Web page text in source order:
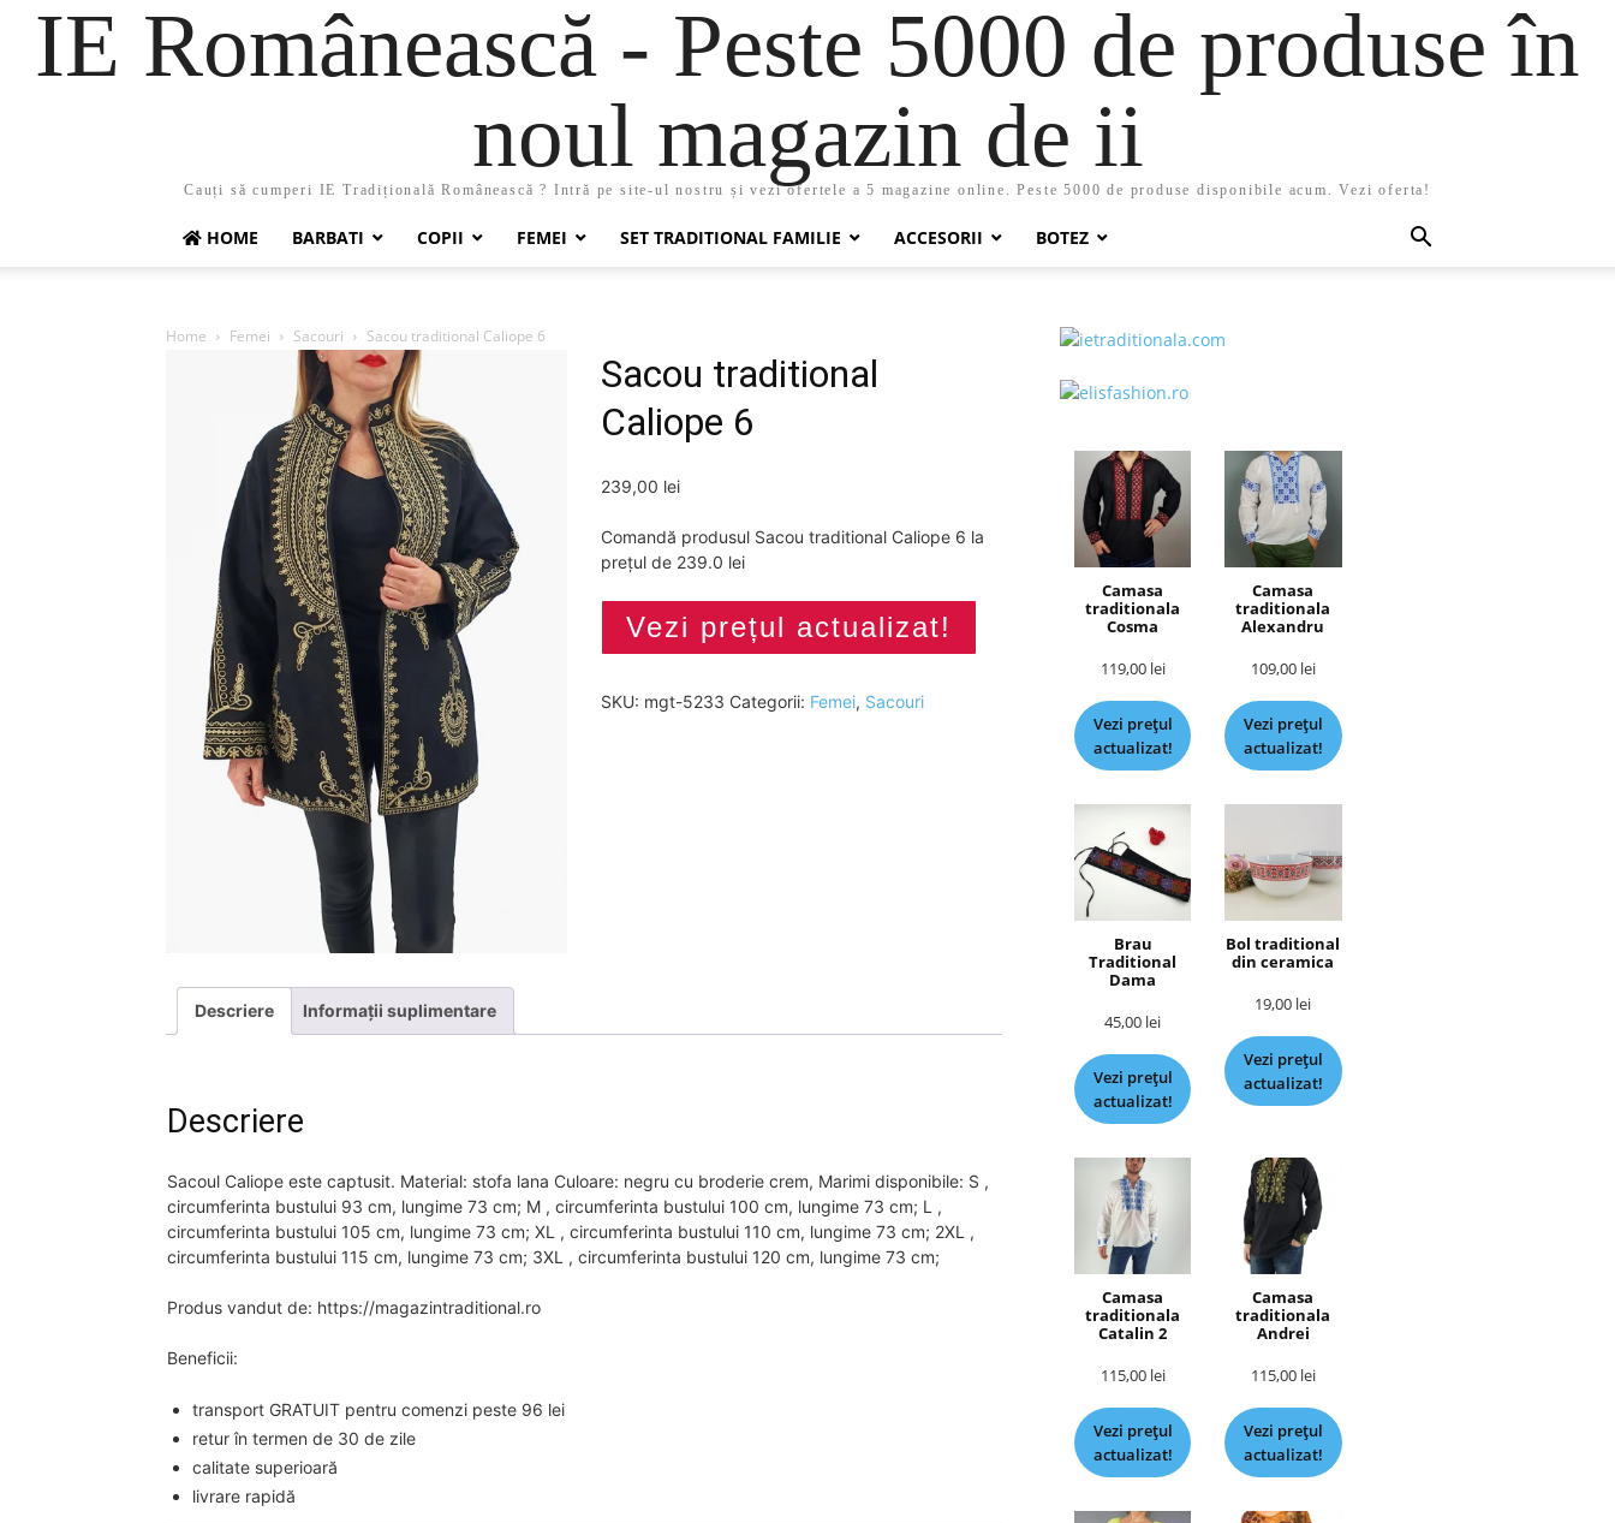
IE Românească - Peste 5000 de produse în
noul magazin de ii
Cauți să cumperi IE Tradițională Românească ? Intră pe site-ul nostru și vezi ofertele a 5 magazine online. Peste 5000 de produse disponibile acum. Vezi oferta!
HOME BARBATI COPII FEMEI SET TRADITIONAL FAMILIE ACCESORII BOTEZ
Home Femei Sacouri Sacou traditional Caliope 6
Sacou traditional
Caliope 6
239,00 lei
Comandă produsul Sacou traditional Caliope 6 la
prețul de 239.0 lei
Vezi prețul actualizat!
SKU: mgt-5233 Categorii: Femei, Sacouri
Descriere Informații suplimentare
Descriere
Sacoul Caliope este captusit. Material: stofa lana Culoare: negru cu broderie crem, Marimi disponibile: S ,
circumferinta bustului 93 cm, lungime 73 cm; M , circumferinta bustului 100 cm, lungime 73 cm; L ,
circumferinta bustului 105 cm, lungime 73 cm; XL , circumferinta bustului 110 cm, lungime 73 cm; 2XL ,
circumferinta bustului 115 cm, lungime 73 cm; 3XL , circumferinta bustului 120 cm, lungime 73 cm;
Produs vandut de: https://magazintraditional.ro
Beneficii:
transport GRATUIT pentru comenzi peste 96 lei
retur în termen de 30 de zile
calitate superioară
livrare rapidă
Camasa
traditionala
Cosma
119,00 lei
Vezi prețul
actualizat!
Camasa
traditionala
Alexandru
109,00 lei
Vezi prețul
actualizat!
Brau
Traditional
Dama
45,00 lei
Vezi prețul
actualizat!
Bol traditional
din ceramica
19,00 lei
Vezi prețul
actualizat!
Camasa
traditionala
Catalin 2
115,00 lei
Vezi prețul
actualizat!
Camasa
traditionala
Andrei
115,00 lei
Vezi prețul
actualizat!